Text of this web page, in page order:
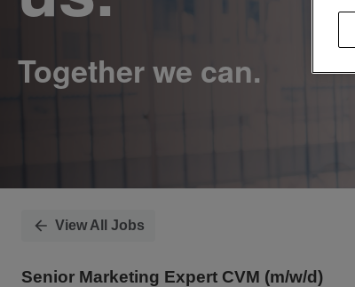
View All Jobs
Senior Marketing Expert CVM (m/w/d)